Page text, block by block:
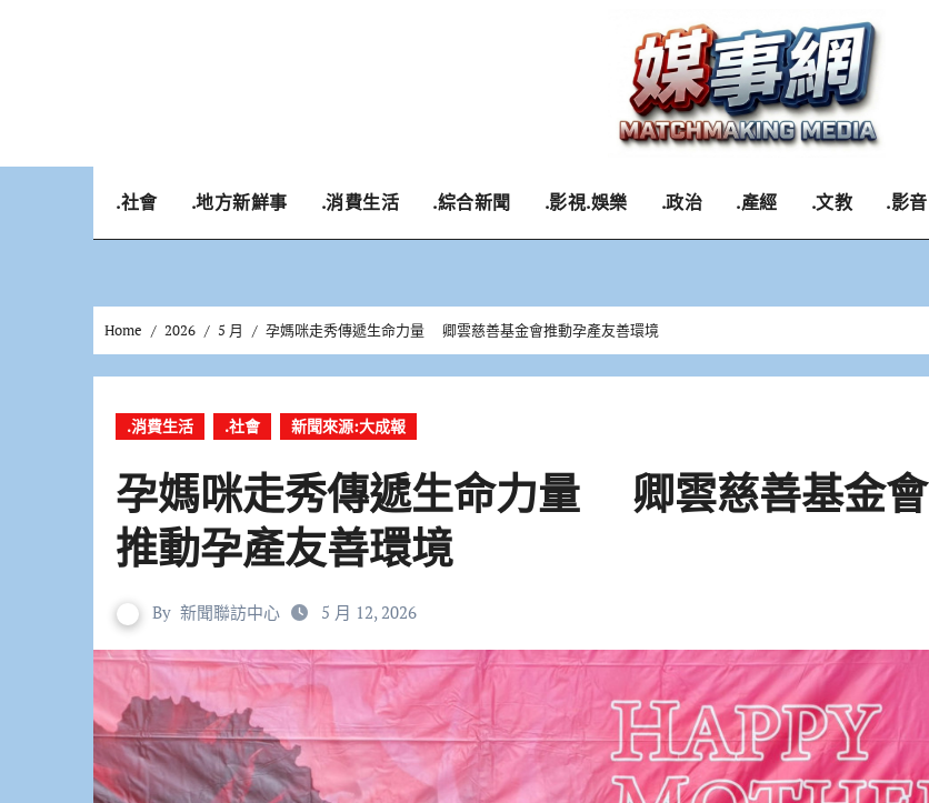
.社會 .地方新鮮事 .消費生活 .綜合新聞 .影視.娛樂 .政治 .產經 .文教 .影音
Home 2026 5 月 孕媽咪走秀傳遞生命力量 卿雲慈善基金會推動孕產友善環境
.消費生活 .社會 新聞來源:大成報
孕媽咪走秀傳遞生命力量 卿雲慈善基金會
推動孕產友善環境
By 新聞聯訪中心 5 月 12, 2026